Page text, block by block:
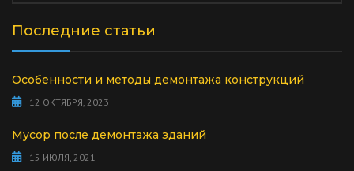
Последние статьи
Особенности и методы демонтажа конструкций
12 ОКТЯБРЯ, 2023
Мусор после демонтажа зданий
15 ИЮЛЯ, 2021